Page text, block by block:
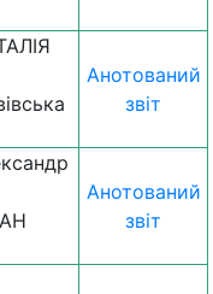
Анотований
звіт
Анотований
звіт